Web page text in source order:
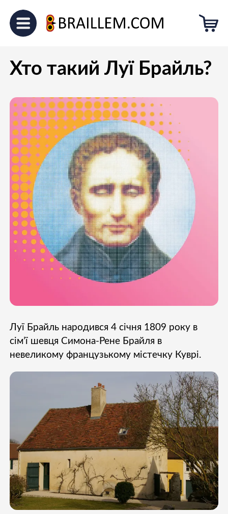
Головна Блог
Хто такий Луї
Брайль?
Хто такий Луї Брайль?
Луї Брайль народився 4 січня 1809 року в
сім’ї шевця Симона-Рене Брайля в
невеликому французькому містечку Куврі.